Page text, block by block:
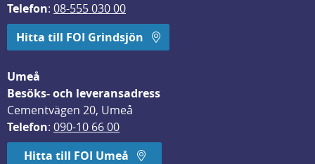
Telefon: 08-555 030 00
Hitta till FOI Grindsjön
Umeå
Besöks- och leveransadress
Cementvägen 20, Umeå
Telefon: 090-10 66 00
Hitta till FOI Umeå